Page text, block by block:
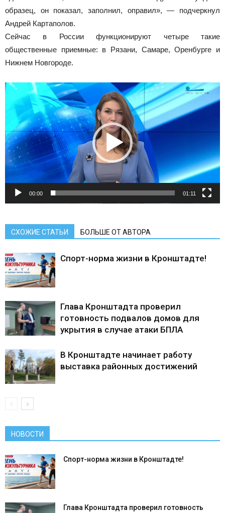
образец, он показал, заполнил, оправил», — подчеркнул
Андрей Картаполов.
Сейчас в России функционируют четыре такие
общественные приемные: в Рязани, Самаре, Оренбурге и
Нижнем Новгороде.
Видеоплеер
00:00 01:11
СХОЖИЕ СТАТЬИ БОЛЬШЕ ОТ АВТОРА
Спорт-норма жизни в Кронштадте!
Глава Кронштадта проверил
готовность подвалов домов для
укрытия в случае атаки БПЛА
В Кронштадте начинает работу
выставка районных достижений
НОВОСТИ
Спорт-норма жизни в Кронштадте!
Глава Кронштадта проверил готовность